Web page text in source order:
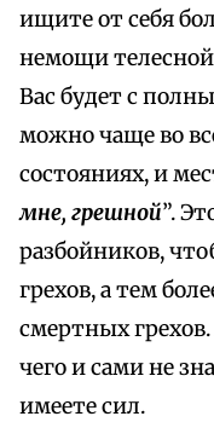
ищите от себя
немощи
Вас будет с
можно чаще во
состояниях, и
мне, грешной”.
разбойников,
грехов, а тем
смертных
чего и сами не
имеете сил.